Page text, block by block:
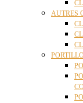
AUTRES